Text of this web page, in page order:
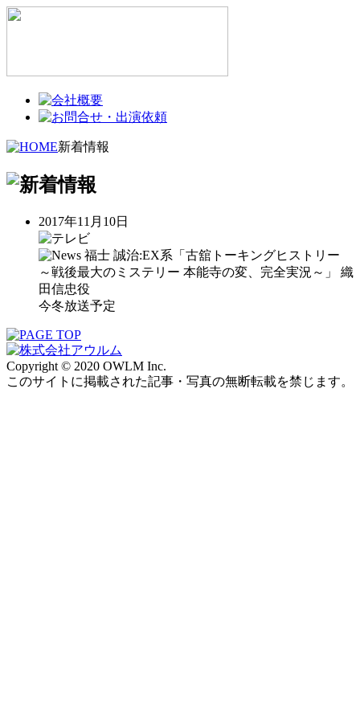
新着情報
2017年11月10日
福士 誠治:EX系「古舘トーキングヒストリー
～戦後最大のミステリー 本能寺の変、完全実況～」 織
田信忠役
今冬放送予定
Copyright © 2020 OWLM Inc.
このサイトに掲載された記事・写真の無断転載を禁じます。